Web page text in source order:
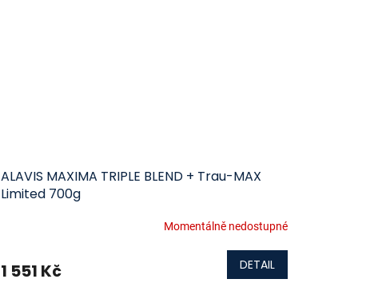
ALAVIS MAXIMA TRIPLE BLEND + Trau-MAX
Limited 700g
Momentálně nedostupné
1 551 Kč DETAIL